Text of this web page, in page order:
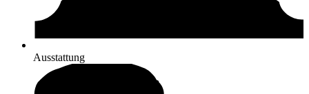
Ausstattung